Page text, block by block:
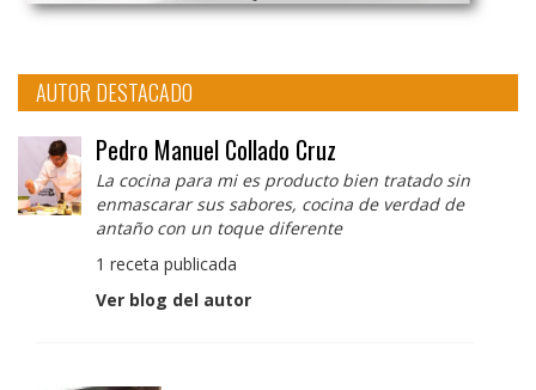
AUTOR DESTACADO
Pedro Manuel Collado Cruz
La cocina para mi es producto bien tratado sin
enmascarar sus sabores, cocina de verdad de
antaño con un toque diferente
1 receta publicada
Ver blog del autor